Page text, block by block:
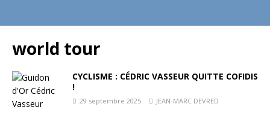
world tour
CYCLISME : CÉDRIC VASSEUR QUITTE COFIDIS
!
29 septembre 2025 JEAN-MARC DEVRED